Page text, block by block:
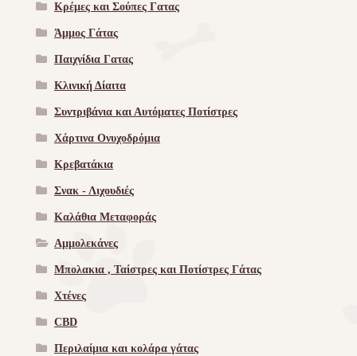
Κρέμες και Σούπες Γατας
Άμμος Γάτας
Παιχνίδια Γατας
Κλινική Δίαιτα
Συντριβάνια και Αυτόματες Ποτίστρες
Χάρτινα Ονυχοδρόμια
Κρεβατάκια
Σνακ - Λιχουδιές
Καλάθια Μεταφοράς
Αμμολεκάνες
Μπολακια , Ταίστρες και Ποτίστρες Γάτας
Χτένες
CBD
Περιλαίμια και κολάρα γάτας